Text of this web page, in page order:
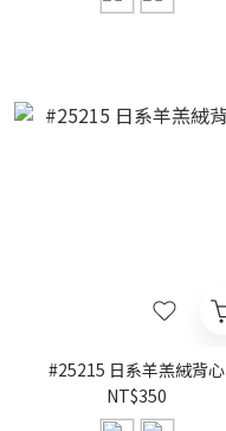
#25215 日系羊羔絨背心
NT$350